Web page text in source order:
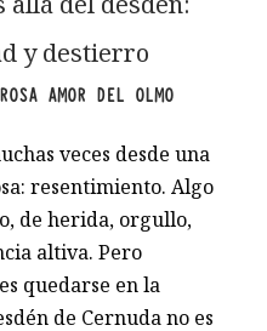
y destierro
ROSA AMOR DEL OLMO
veces desde una
resentimiento. Algo
de herida, orgullo,
altiva. Pero
quedarse en la
de Cernuda no es